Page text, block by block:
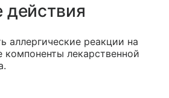
аллергические реакции на
компоненты лекарственной